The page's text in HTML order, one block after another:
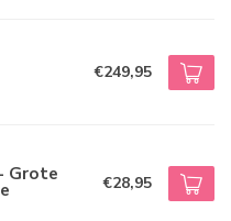
€249,95
Grote €28,95